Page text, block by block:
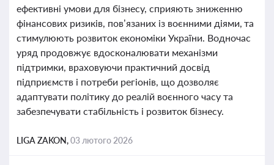
ефективні умови для бізнесу, сприяють зниженню
фінансових ризиків, пов’язаних із воєнними діями, та
стимулюють розвиток економіки України. Водночас
уряд продовжує вдосконалювати механізми
підтримки, враховуючи практичний досвід
підприємств і потреби регіонів, що дозволяє
адаптувати політику до реалій воєнного часу та
забезпечувати стабільність і розвиток бізнесу.
LIGA ZAKON,03 лютого 2026